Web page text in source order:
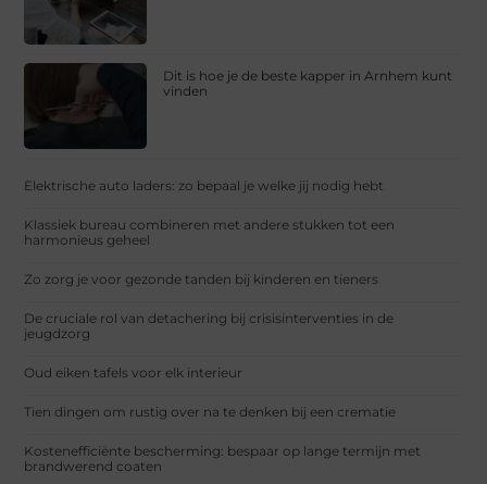
Dit is hoe je de beste kapper in Arnhem kunt
vinden
Elektrische auto laders: zo bepaal je welke jij nodig hebt
Klassiek bureau combineren met andere stukken tot een
harmonieus geheel
Zo zorg je voor gezonde tanden bij kinderen en tieners
De cruciale rol van detachering bij crisisinterventies in de
jeugdzorg
Oud eiken tafels voor elk interieur
Tien dingen om rustig over na te denken bij een crematie
Kostenefficiënte bescherming: bespaar op lange termijn met
brandwerend coaten